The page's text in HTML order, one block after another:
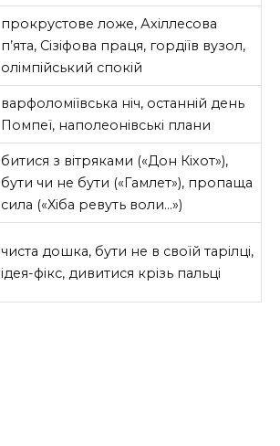
прокрустове ложе, Ахіллесова
п’ята, Сізіфова праця, гордіїв вузол,
олімпійський спокій
варфоломіївська ніч, останній день
Помпеї, наполеонівські плани
битися з вітряками («Дон Кіхот»),
бути чи не бути («Гамлет»), пропаща
сила («Хіба ревуть воли…»)
чиста дошка, бути не в своїй тарілці,
ідея-фікс, дивитися крізь пальці